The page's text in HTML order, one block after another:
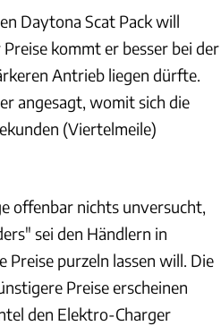
Daytona Scat Pack will
kommt er besser bei der
Antrieb liegen dürfte.
angesagt, womit sich die
(Viertelmeile)
offenbar nichts unversucht,
sei den Händlern in
purzeln lassen will. Die
Preise erscheinen
den Elektro-Charger